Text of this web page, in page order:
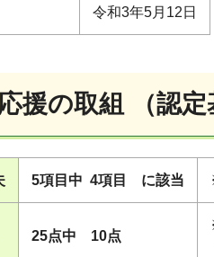
令和3年5月12日
援の取組 （認
5項目中 4項目 に該当
25点中 10点